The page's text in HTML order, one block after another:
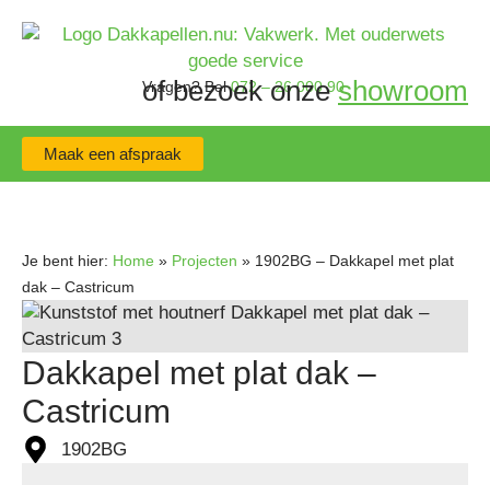
Vragen?Bel072 – 26 000 90
of bezoek onzeshowroom
Maak een afspraak
Je bent hier: Home » Projecten » 1902BG – Dakkapel met plat
dak – Castricum
Dakkapel met plat dak –
Castricum
1902BG